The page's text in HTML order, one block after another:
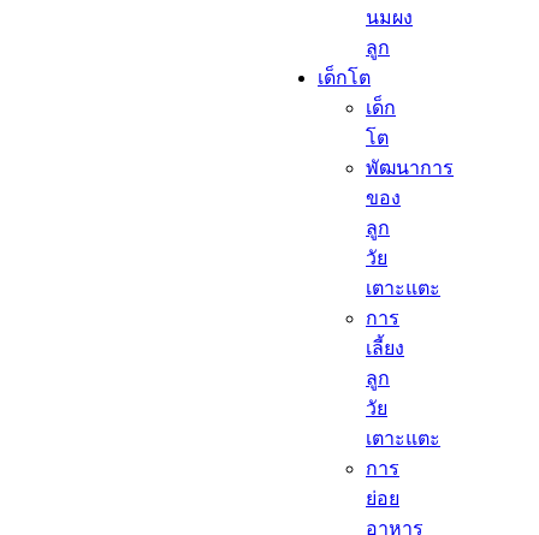
นมผง
ลูก​
เด็กโต​
เด็ก
โต​
พัฒนาการ
ของ
ลูก
วัย
เตาะแตะ
การ
เลี้ยง
ลูก
วัย
เตาะแตะ
การ
ย่อย
อาหาร